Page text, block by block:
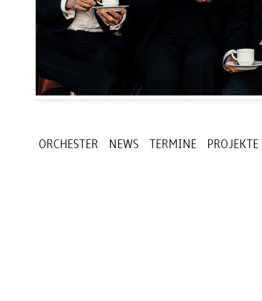
ORCHESTER NEWS TERMINE PROJEKTE